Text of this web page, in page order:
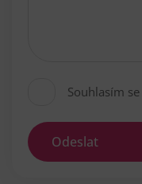
Souhlasím se
Odeslat